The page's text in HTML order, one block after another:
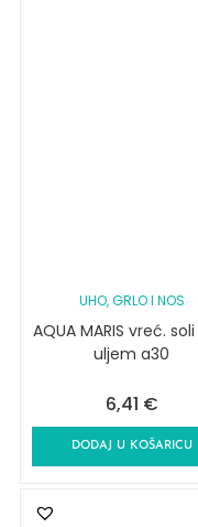
UHO, GRLO I NOS
AQUA MARIS vreć.
uljem a30
6,41 €
DODAJ U KOŠARICU